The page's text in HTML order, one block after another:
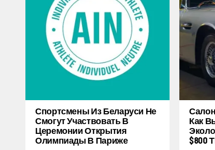
Спортсмены Из Беларуси Не
Смогут Участвовать В
Церемонии Открытия
Олимпиады В Париже
Как
$800